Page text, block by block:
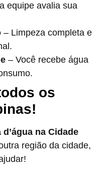
equipe avalia sua
– Limpeza completa e
– Você recebe água
os
na Cidade
região da cidade,